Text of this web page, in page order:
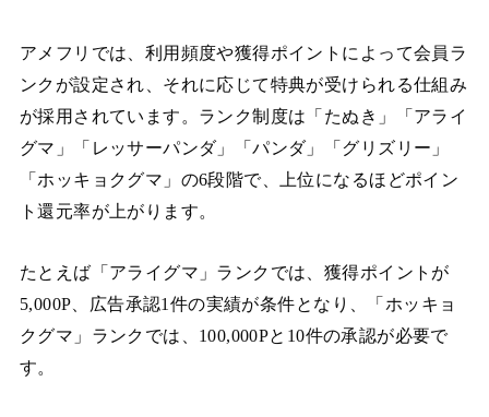
アメフリでは、利用頻度や獲得ポイントによって会員ラ
ンクが設定され、それに応じて特典が受けられる仕組み
が採用されています。ランク制度は「たぬき」「アライ
グマ」「レッサーパンダ」「パンダ」「グリズリー」
「ホッキョクグマ」の6段階で、上位になるほどポイン
ト還元率が上がります。
たとえば「アライグマ」ランクでは、獲得ポイントが
5,000P、広告承認1件の実績が条件となり、「ホッキョ
クグマ」ランクでは、100,000Pと10件の承認が必要で
す。